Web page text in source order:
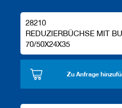
28210
REDUZIERBÜCHSE MIT
70/50X24X35
Zu Anfrage